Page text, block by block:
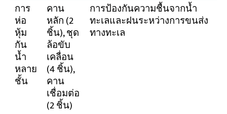
การ
ห่อ
หุ้ม
กัน
น้ำ
หลาย
ชั้น
คาน
หลัก (2
ชิ้น), ชุด
ล้อขับ
เคลื่อน
(4 ชิ้น),
คาน
เชื่อมต่อ
(2 ชิ้น)
การป้องกันความชื้นจากน้ำ
ทะเลและฝนระหว่างการขนส่ง
ทางทะเล